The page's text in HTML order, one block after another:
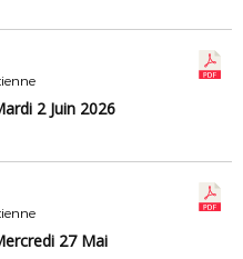
2 Juin 2026
27 Mai